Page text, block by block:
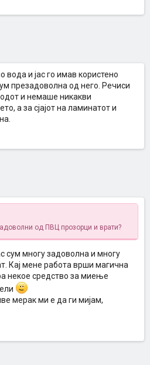
вода и јас го имав користено
презадоволна од него. Речиси
и немаше никакви
а за сјајот на ламинатот и
од ПВЦ прозорци и врати?
сум многу задоволна и многу
Кај мене работа врши магична
некое средство за миење
мерак ми е да ги мијам,